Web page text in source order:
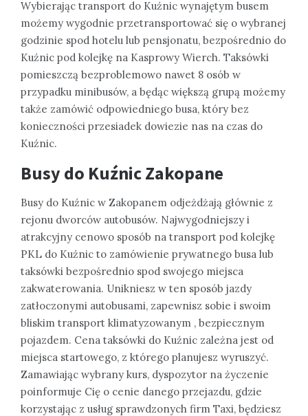
Wybierając transport do Kuźnic wynajętym busem
możemy wygodnie przetransportować się o wybranej
godzinie spod hotelu lub pensjonatu, bezpośrednio do
Kuźnic pod kolejkę na Kasprowy Wierch. Taksówki
pomieszczą bezproblemowo nawet 8 osób w
przypadku minibusów, a będąc większą grupą możemy
także zamówić odpowiedniego busa, który bez
konieczności przesiadek dowiezie nas na czas do
Kuźnic.
Busy do Kuźnic Zakopane
Busy do Kuźnic w Zakopanem odjeżdżają głównie z
rejonu dworców autobusów. Najwygodniejszy i
atrakcyjny cenowo sposób na transport pod kolejkę
PKL do Kuźnic to zamówienie prywatnego busa lub
taksówki bezpośrednio spod swojego miejsca
zakwaterowania. Unikniesz w ten sposób jazdy
zatłoczonymi autobusami, zapewnisz sobie i swoim
bliskim transport klimatyzowanym , bezpiecznym
pojazdem. Cena taksówki do Kuźnic zależna jest od
miejsca startowego, z którego planujesz wyruszyć.
Zamawiając wybrany kurs, dyspozytor na życzenie
poinformuje Cię o cenie danego przejazdu, gdzie
korzystając z usług sprawdzonych firm Taxi, będziesz